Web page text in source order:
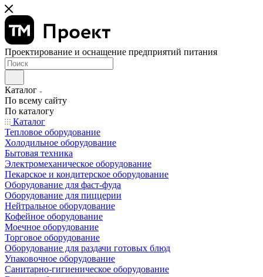
Проектирование и оснащение предприятий питания
Каталог
По всему сайту
По каталогу
Каталог
Тепловое оборудование
Холодильное оборудование
Бытовая техника
Электромеханическое оборудование
Пекарское и кондитерское оборудование
Оборудование для фаст-фуда
Оборудование для пиццерии
Нейтральное оборудование
Кофейное оборудование
Моечное оборудование
Торговое оборудование
Оборудование для раздачи готовых блюд
Упаковочное оборудование
Санитарно-гигиеническое оборудование